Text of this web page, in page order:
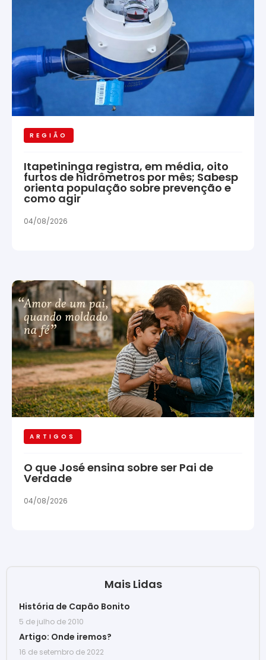
REGIÃO
Itapetininga registra, em média, oito
furtos de hidrômetros por mês; Sabesp
orienta população sobre prevenção e
como agir
04/08/2026
ARTIGOS
O que José ensina sobre ser Pai de
Verdade
04/08/2026
Mais Lidas
História de Capão Bonito
5 de julho de 2010
Artigo: Onde iremos?
16 de setembro de 2022